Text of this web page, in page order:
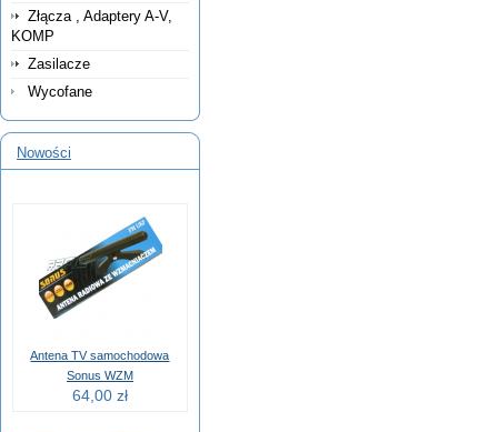
Złącza , Adaptery A-V,
KOMP
Zasilacze
Wycofane
Nowości
Antena TV samochodowa
Sonus WZM
64,00 zł